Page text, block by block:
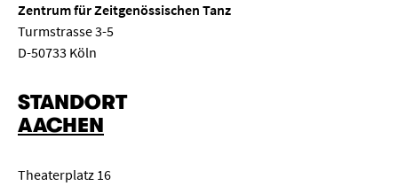
Zentrum für Zeitgenössischen Tanz
Turmstrasse 3-5
D-50733 Köln
STANDORT
AACHEN
Theaterplatz 16